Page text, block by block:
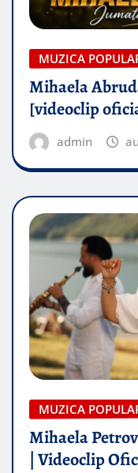
MUZICA
Mihaela
[videoclip
admin
MUZICA
Mihaela
| Videoclip